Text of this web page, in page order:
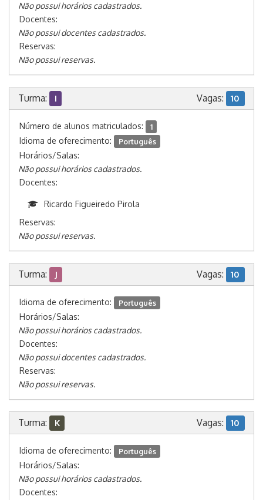
Não possui horários cadastrados.
Docentes:
Não possui docentes cadastrados.
Reservas:
Não possui reservas.
Turma: I Vagas: 10
Número de alunos matriculados: 1
Idioma de oferecimento: Português
Horários/Salas:
Não possui horários cadastrados.
Docentes:
Ricardo Figueiredo Pirola
Reservas:
Não possui reservas.
Turma: J Vagas: 10
Idioma de oferecimento: Português
Horários/Salas:
Não possui horários cadastrados.
Docentes:
Não possui docentes cadastrados.
Reservas:
Não possui reservas.
Turma: K Vagas: 10
Idioma de oferecimento: Português
Horários/Salas:
Não possui horários cadastrados.
Docentes: